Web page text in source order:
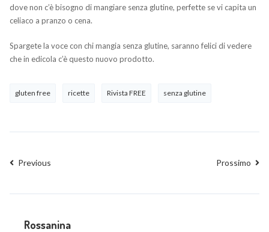
dove non c’è bisogno di mangiare senza glutine, perfette se vi capita un
celiaco a pranzo o cena.
Spargete la voce con chi mangia senza glutine, saranno felici di vedere
che in edicola c’è questo nuovo prodotto.
gluten free ricette Rivista FREE senza glutine
Previous Prossimo
Rossanina